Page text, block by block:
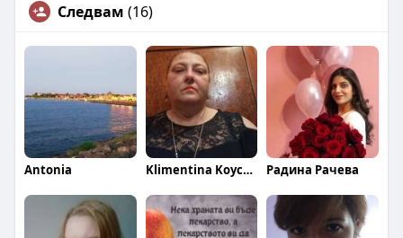
Следвам (16)
Antonia Klimentina Koycheva Радина Рачева